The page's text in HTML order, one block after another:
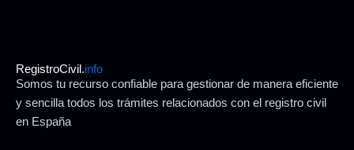
RegistroCivil.info
Somos tu recurso confiable para gestionar de manera eficiente
y sencilla todos los trámites relacionados con el registro civil
en España